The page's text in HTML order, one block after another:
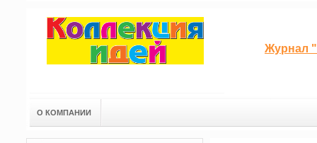
Журнал
О КОМПАНИИ